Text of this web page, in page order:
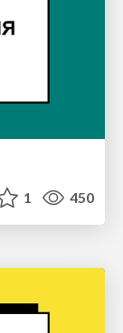
1 450